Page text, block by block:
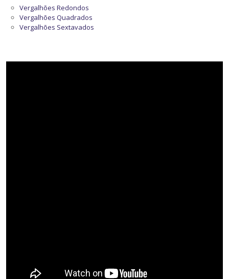
Vergalhões Redondos
Vergalhões Quadrados
Vergalhões Sextavados